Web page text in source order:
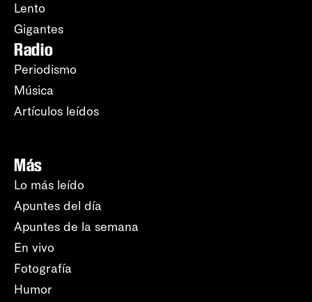
Lento
Gigantes
Radio
Periodismo
Música
Artículos leídos
Más
Lo más leído
Apuntes del día
Apuntes de la semana
En vivo
Fotografía
Humor